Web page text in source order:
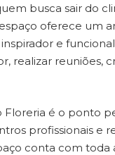
busca sair do
oferece um
e
realizar reuniões,
Floreria é o ponto
profissionais e
conta com toda